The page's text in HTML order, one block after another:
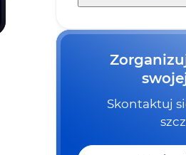
Skontaktuj